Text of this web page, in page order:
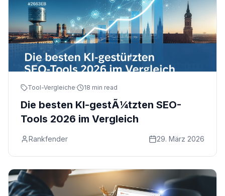
Tool-Vergleiche· 18 min read
Die besten KI-gestÃ¼tzten SEO-
Tools 2026 im Vergleich
Rankfender 29. März 2026